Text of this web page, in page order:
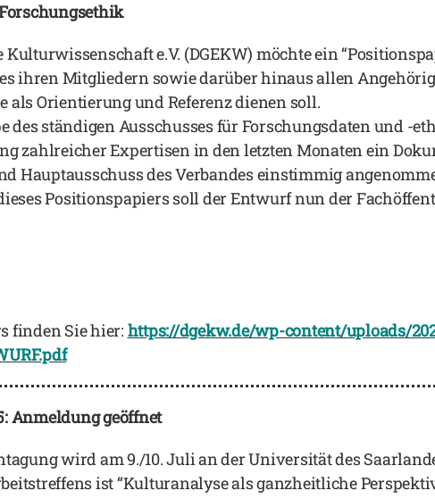
e.V. (DGEKW) möchte ein
ihren Mitgliedern sowie darüber hinaus allen
Orientierung und Referenz dienen soll.
des ständigen Ausschusses für Forschungsdaten und -
zahlreicher Expertisen in den letzten Monaten ein
Hauptausschuss des Verbandes einstimmig
Positionspapiers soll der Entwurf nun der
finden Sie hier: https://dgekw.de/wp-content/uploads/
Anmeldung geöffnet
wird am 9./10. Juli an der Universität des
ist “Kulturanalyse als ganzheitliche